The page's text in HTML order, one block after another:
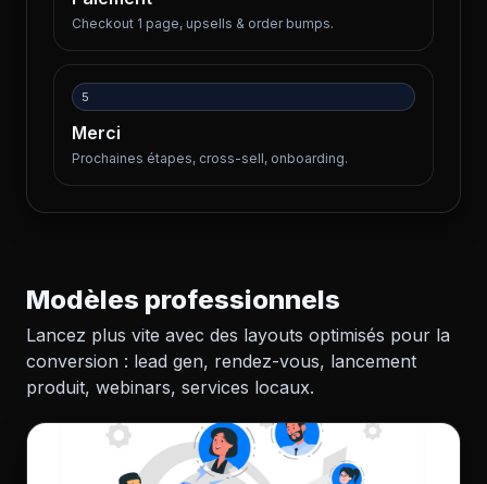
Checkout 1 page, upsells & order bumps.
5
Merci
Prochaines étapes, cross-sell, onboarding.
Modèles professionnels
Lancez plus vite avec des layouts optimisés pour la
conversion : lead gen, rendez-vous, lancement
produit, webinars, services locaux.